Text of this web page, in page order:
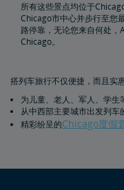
所有这些景点均位于
Chicago市中心并步行至您
路停靠，无论您来自何处
Chicago。
搭列车旅行不仅便捷，而且实
为儿童、老人、军人、学生
从中西部主要城市出发列车
精彩纷呈的Chicago度假